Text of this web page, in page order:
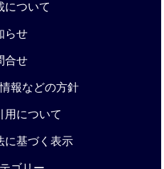
について
らせ
合せ
報などの方針
用について
に基づく表示